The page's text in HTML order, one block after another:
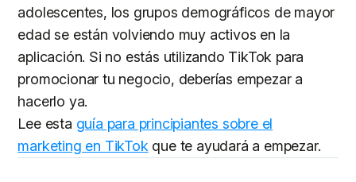
adolescentes, los grupos demográficos de mayor
edad se están volviendo muy activos en la
aplicación. Si no estás utilizando TikTok para
promocionar tu negocio, deberías empezar a
hacerlo ya.
Lee esta guía para principiantes sobre el
marketing en TikTok que te ayudará a empezar.